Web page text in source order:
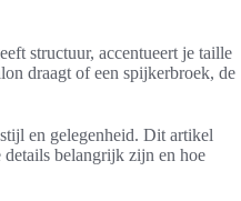
structuur, accentueert je taille
draagt of een spijkerbroek, de
en gelegenheid. Dit artikel
belangrijk zijn en hoe